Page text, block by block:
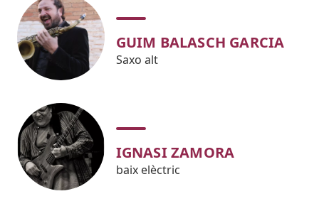
GUIM BALASCH GARCIA
Saxo alt
IGNASI ZAMORA
baix elèctric